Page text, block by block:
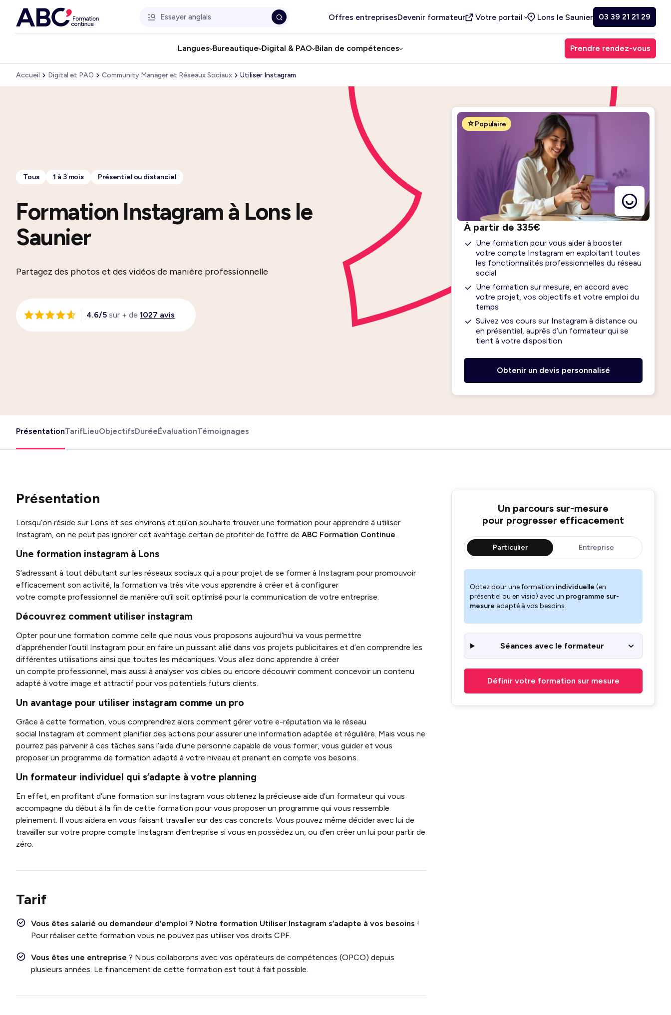
Offres entreprisesDevenir formateur Votre portail Lons le Saunier 03 39 21 21 29
Langues Bureautique Digital & PAO Bilan de compétences Prendre rendez-vous
Accueil Digital et PAO Community Manager et Réseaux Sociaux Utiliser Instagram
Formation Instagram à Lons le
Saunier
Tous 1 à 3 mois Présentiel ou distanciel
Partagez des photos et des vidéos de manière professionnelle
4.6/5 sur + de 1027 avis
Populaire
À partir de 335€
Une formation pour vous aider à booster
votre compte Instagram en exploitant toutes
les fonctionnalités professionnelles du réseau
social
Une formation sur mesure, en accord avec
votre projet, vos objectifs et votre emploi du
temps
Suivez vos cours sur Instagram à distance ou
en présentiel, auprès d’un formateur qui se
tient à votre disposition
Obtenir un devis personnalisé
PrésentationTarifLieuObjectifsDuréeÉvaluationTémoignages
Un parcours sur-mesure
pour progresser efficacement
Particulier Entreprise
Optez pour une formation individuelle (en
présentiel ou en visio) avec un programme sur-
mesure adapté à vos besoins.
Séances avec le formateur
Définir votre formation sur mesure
Présentation
Lorsqu’on réside sur Lons et ses environs et qu’on souhaite trouver une formation pour apprendre à utiliser
Instagram, on ne peut pas ignorer cet avantage certain de profiter de l’offre de ABC Formation Continue.
Une formation instagram à Lons
S’adressant à tout débutant sur les réseaux sociaux qui a pour projet de se former à Instagram pour promouvoir
efficacement son activité, la formation va très vite vous apprendre à créer et à configurer
votre compte professionnel de manière qu’il soit optimisé pour la communication de votre entreprise.
Découvrez comment utiliser instagram
Opter pour une formation comme celle que nous vous proposons aujourd’hui va vous permettre
d’appréhender l’outil Instagram pour en faire un puissant allié dans vos projets publicitaires et d’en comprendre les
différentes utilisations ainsi que toutes les mécaniques. Vous allez donc apprendre à créer
un compte professionnel, mais aussi à analyser vos cibles ou encore découvrir comment concevoir un contenu
adapté à votre image et attractif pour vos potentiels futurs clients.
Un avantage pour utiliser instagram comme un pro
Grâce à cette formation, vous comprendrez alors comment gérer votre e-réputation via le réseau
social Instagram et comment planifier des actions pour assurer une information adaptée et régulière. Mais vous ne
pourrez pas parvenir à ces tâches sans l’aide d’une personne capable de vous former, vous guider et vous
proposer un programme de formation adapté à votre niveau et prenant en compte vos besoins.
Un formateur individuel qui s’adapte à votre planning
En effet, en profitant d’une formation sur Instagram vous obtenez la précieuse aide d’un formateur qui vous
accompagne du début à la fin de cette formation pour vous proposer un programme qui vous ressemble
pleinement. Il vous aidera en vous faisant travailler sur des cas concrets. Vous pouvez même décider avec lui de
travailler sur votre propre compte Instagram d’entreprise si vous en possédez un, ou d’en créer un lui pour partir de
zéro.
Tarif
Vous êtes salarié ou demandeur d’emploi ? Notre formation Utiliser Instagram s’adapte à vos besoins !
Pour réaliser cette formation vous ne pouvez pas utiliser vos droits CPF.
Vous êtes une entreprise ? Nous collaborons avec vos opérateurs de compétences (OPCO) depuis
plusieurs années. Le financement de cette formation est tout à fait possible.